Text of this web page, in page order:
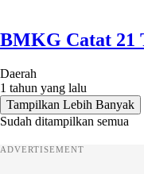
BMKG Catat 21
Daerah
1 tahun yang lalu
Tampilkan Lebih Banyak
Sudah ditampilkan semua
ADVERTISEMENT